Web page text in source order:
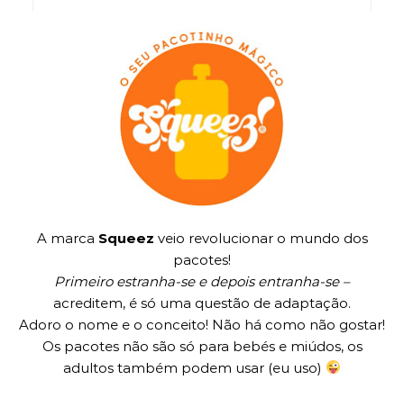
A marca Squeez veio revolucionar o mundo dos
pacotes!
Primeiro estranha-se e depois entranha-se –
acreditem, é só uma questão de adaptação.
Adoro o nome e o conceito! Não há como não gostar!
Os pacotes não são só para bebés e miúdos, os
adultos também podem usar (eu uso)